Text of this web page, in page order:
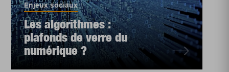
Enjeux sociaux
Les algorithmes :
plafonds de verre du
numérique ?